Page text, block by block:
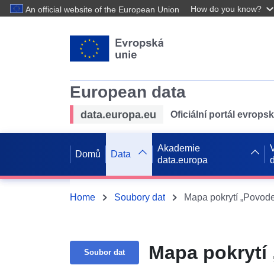
An official website of the European Union How do you know?
European data
data.europa.eu Oficiální portál
Domů Data
Akademie
data.europa
Home Soubory dat Mapa pokrytí
Soubor dat Mapa pokrytí